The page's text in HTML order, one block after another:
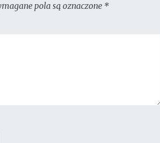
pola są oznaczone *